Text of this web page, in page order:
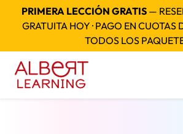
PRIMERA LECCIÓN GRATIS —
GRATUITA HOY · PAGO EN CUOTAS
TODOS LOS